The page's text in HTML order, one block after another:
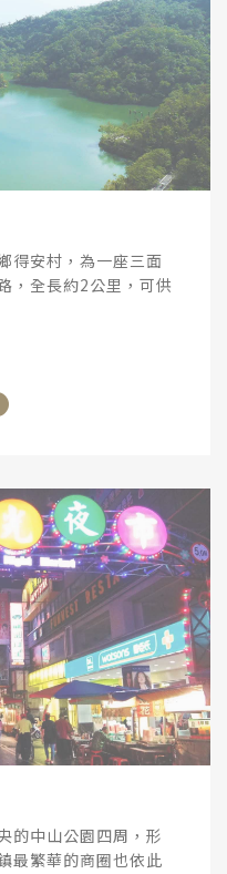
得安村，為一座三面
，全長約2公里，可供
的中山公園四周，形
最繁華的商圈也依此